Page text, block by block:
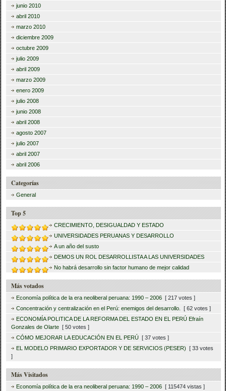
junio 2010
abril 2010
marzo 2010
diciembre 2009
octubre 2009
julio 2009
abril 2009
marzo 2009
enero 2009
julio 2008
junio 2008
abril 2008
agosto 2007
julio 2007
abril 2007
abril 2006
Categorías
General
Top 5
CRECIMIENTO, DESIGUALDAD Y ESTADO
UNIVERSIDADES PERUANAS Y DESARROLLO
A un año del susto
DEMOS UN ROL DESARROLLISTA A LAS UNIVERSIDADES
No habrá desarrollo sin factor humano de mejor calidad
Más votados
Economía política de la era neoliberal peruana: 1990 – 2006 [ 217 votes ]
Concentración y centralización en el Perú: enemigos del desarrollo.
[ 62 votes ]
ECONOMÍA POLITICA DE LA REFORMA DEL ESTADO EN EL PERÚ Efraín
Gonzales de Olarte [ 50 votes ]
CÓMO MEJORAR LA EDUCACIÓN EN EL PERÚ [ 37 votes ]
EL MODELO PRIMARIO EXPORTADOR Y DE SERVICIOS (PESER) [ 33 votes
]
Más Visitados
Economía política de la era neoliberal peruana: 1990 – 2006 [ 115474 vistas ]